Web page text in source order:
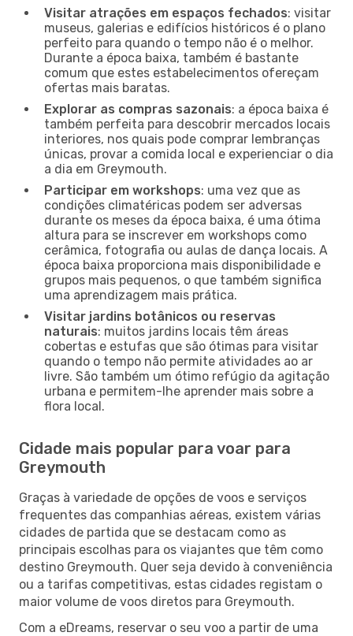
Visitar atrações em espaços fechados: visitar
museus, galerias e edifícios históricos é o plano
perfeito para quando o tempo não é o melhor.
Durante a época baixa, também é bastante
comum que estes estabelecimentos ofereçam
ofertas mais baratas.
Explorar as compras sazonais: a época baixa é
também perfeita para descobrir mercados locais
interiores, nos quais pode comprar lembranças
únicas, provar a comida local e experienciar o dia
a dia em Greymouth.
Participar em workshops: uma vez que as
condições climatéricas podem ser adversas
durante os meses da época baixa, é uma ótima
altura para se inscrever em workshops como
cerâmica, fotografia ou aulas de dança locais. A
época baixa proporciona mais disponibilidade e
grupos mais pequenos, o que também significa
uma aprendizagem mais prática.
Visitar jardins botânicos ou reservas
naturais: muitos jardins locais têm áreas
cobertas e estufas que são ótimas para visitar
quando o tempo não permite atividades ao ar
livre. São também um ótimo refúgio da agitação
urbana e permitem-lhe aprender mais sobre a
flora local.
Cidade mais popular para voar para
Greymouth
Graças à variedade de opções de voos e serviços
frequentes das companhias aéreas, existem várias
cidades de partida que se destacam como as
principais escolhas para os viajantes que têm como
destino Greymouth. Quer seja devido à conveniência
ou a tarifas competitivas, estas cidades registam o
maior volume de voos diretos para Greymouth.
Com a eDreams, reservar o seu voo a partir de uma